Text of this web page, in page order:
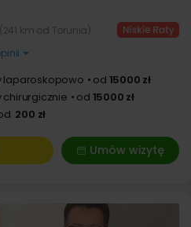
(241 km od Torunia)
laparoskopowo od 15000 zł
od 15000 zł
200 zł
Umów wizytę